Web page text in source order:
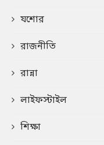
যশোর
রাজনীতি
রান্না
লাইফস্টাইল
শিক্ষা